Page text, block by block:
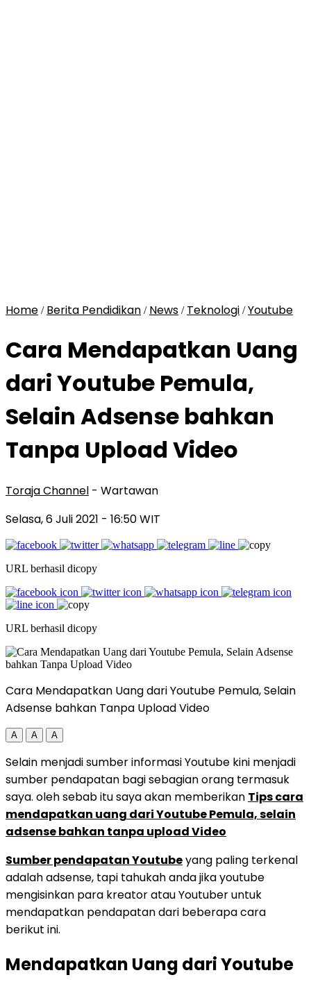
Home / Berita Pendidikan / News / Teknologi /Youtube
Cara Mendapatkan Uang
dari Youtube Pemula,
Selain Adsense bahkan
Tanpa Upload Video
Toraja Channel - Wartawan
Selasa, 6 Juli 2021 - 16:50 WIT
URL berhasil dicopy
URL berhasil dicopy
Cara Mendapatkan Uang dari Youtube Pemula, Selain
Adsense bahkan Tanpa Upload Video
A A A
Selain menjadi sumber informasi Youtube kini menjadi
sumber pendapatan bagi sebagian orang termasuk
saya. oleh sebab itu saya akan memberikan Tips cara
mendapatkan uang dari Youtube Pemula, selain
adsense bahkan tanpa upload Video
Sumber pendapatan Youtubeyang paling terkenal
adalah adsense, tapi tahukah anda jika youtube
mengisinkan para kreator atau Youtuber untuk
mendapatkan pendapatan dari beberapa cara
berikut ini.
Mendapatkan Uang dari Youtube